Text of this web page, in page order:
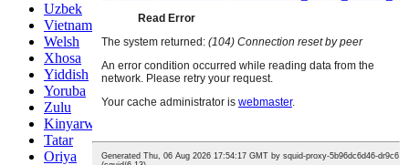
Uzbek
Vietnamese
Welsh
Xhosa
Yiddish
Yoruba
Zulu
Kinyarwanda
Tatar
Oriya